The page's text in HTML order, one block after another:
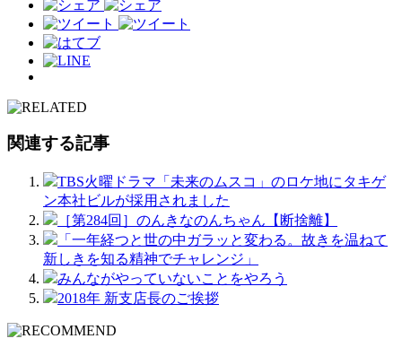
関連する記事
TBS火曜ドラマ「未来のムスコ」のロケ地にタキゲ
ン本社ビルが採用されました
［第284回］のんきなのんちゃん【断捨離】
「一年経つと世の中ガラッと変わる。故きを温ねて
新しきを知る精神でチャレンジ」
みんながやっていないことをやろう
2018年 新支店長のご挨拶